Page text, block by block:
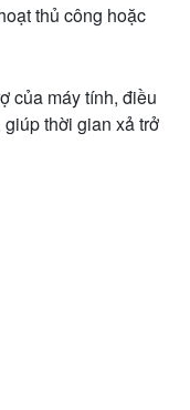
thủ công hoặc
của máy tính, điều
thời gian xả trở